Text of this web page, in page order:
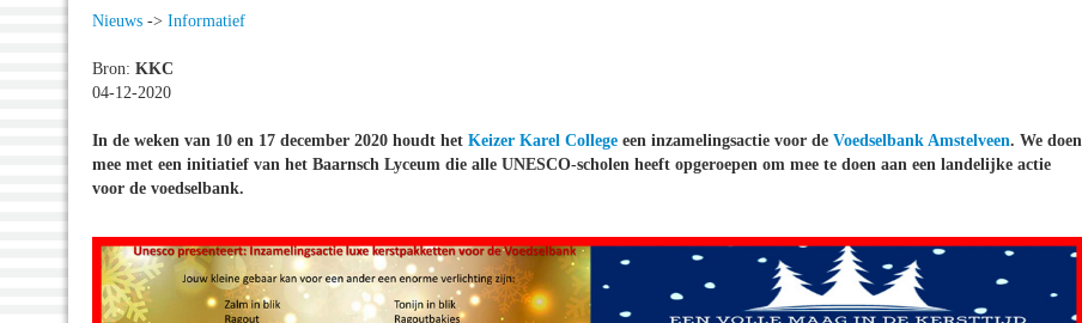
Nieuws -> Informatief
Bron: KKC
04-12-2020
In de weken van 10 en 17 december 2020 houdt het Keizer Karel College een inzamelingsactie voor de Voedselbank Amstelveen. We doen
mee met een initiatief van het Baarnsch Lyceum die alle UNESCO-scholen heeft opgeroepen om mee te doen aan een landelijke actie
voor de voedselbank.